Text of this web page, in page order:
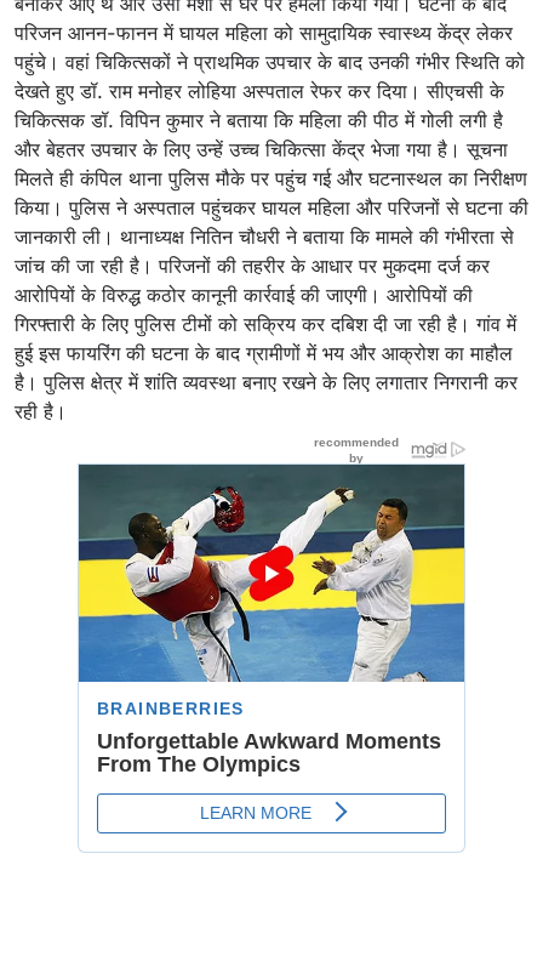
परिजन आनन-फानन में घायल महिला को सामुदायिक स्वास्थ्य केंद्र लेकर
पहुंचे। वहां चिकित्सकों ने प्राथमिक उपचार के बाद उनकी गंभीर स्थिति को
देखते हुए डॉ. राम मनोहर लोहिया अस्पताल रेफर कर दिया। सीएचसी के
चिकित्सक डॉ. विपिन कुमार ने बताया कि महिला की पीठ में गोली लगी है
और बेहतर उपचार के लिए उन्हें उच्च चिकित्सा केंद्र भेजा गया है। सूचना
मिलते ही कंपिल थाना पुलिस मौके पर पहुंच गई और घटनास्थल का निरीक्षण
किया। पुलिस ने अस्पताल पहुंचकर घायल महिला और परिजनों से घटना की
जानकारी ली। थानाध्यक्ष नितिन चौधरी ने बताया कि मामले की गंभीरता से
जांच की जा रही है। परिजनों की तहरीर के आधार पर मुकदमा दर्ज कर
आरोपियों के विरुद्ध कठोर कानूनी कार्रवाई की जाएगी। आरोपियों की
गिरफ्तारी के लिए पुलिस टीमों को सक्रिय कर दबिश दी जा रही है। गांव में
हुई इस फायरिंग की घटना के बाद ग्रामीणों में भय और आक्रोश का माहौल
है। पुलिस क्षेत्र में शांति व्यवस्था बनाए रखने के लिए लगातार निगरानी कर
रही है।